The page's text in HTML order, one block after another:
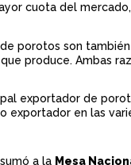
cuota del
porotos son
produce. Ambas
exportador de
exportador en las
a la Mesa